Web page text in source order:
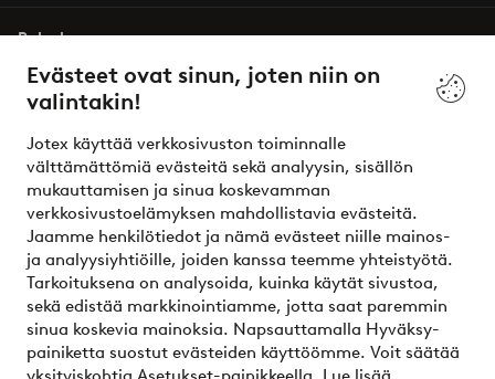
Evästeet ovat sinun, joten niin on
valintakin!
Jotex käyttää verkkosivuston toiminnalle
välttämättömiä evästeitä sekä analyysin, sisällön
mukauttamisen ja sinua koskevamman
verkkosivustoelämyksen mahdollistavia evästeitä.
Jaamme henkilötiedot ja nämä evästeet niille mainos-
ja analyysiyhtiöille, joiden kanssa teemme yhteistyötä.
Tarkoituksena on analysoida, kuinka käytät sivustoa,
sekä edistää markkinointiamme, jotta saat paremmin
sinua koskevia mainoksia. Napsauttamalla Hyväksy-
painiketta suostut evästeiden käyttöömme. Voit säätää
Palvelumme
Ehdot
Ystävät
Turvalliset maksut – maksa nyt tai erissä
Haluatko tietää lisää maksuvaihtoehdoistamme?
elpy